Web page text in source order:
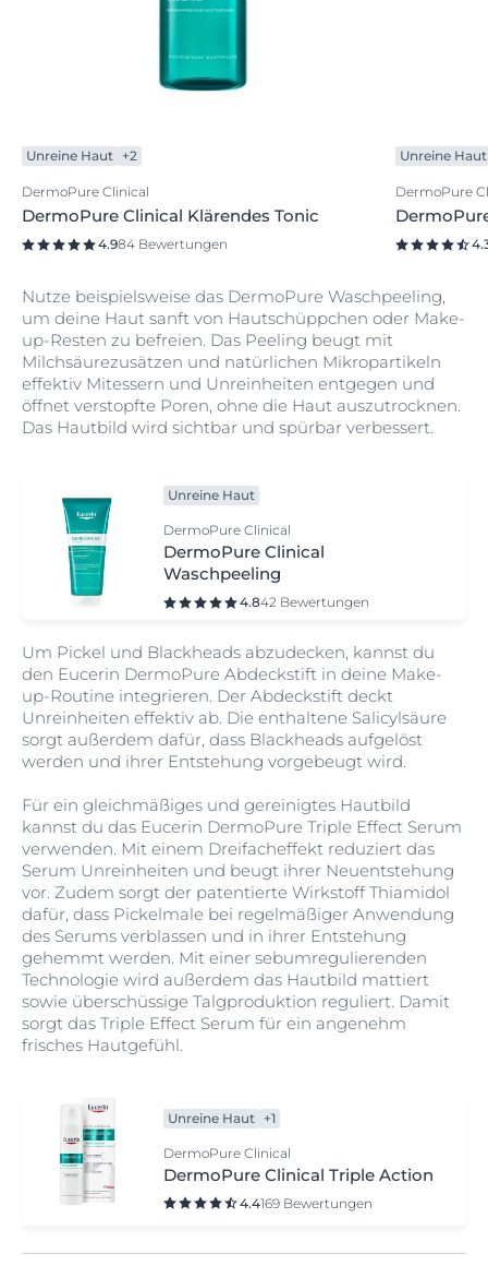
Unreine Haut +2
DermoPure Clinical
DermoPure Clinical Klärendes Tonic
4.984 Bewertungen
Unreine Haut
DermoPure
Nutze beispielsweise das DermoPure Waschpeeling,
um deine Haut sanft von Hautschüppchen oder Make-
up-Resten zu befreien. Das Peeling beugt mit
Milchsäurezusätzen und natürlichen Mikropartikeln
effektiv Mitessern und Unreinheiten entgegen und
öffnet verstopfte Poren, ohne die Haut auszutrocknen.
Das Hautbild wird sichtbar und spürbar verbessert.
Unreine Haut
DermoPure Clinical
DermoPure Clinical
Waschpeeling
4.842 Bewertungen
Um Pickel und Blackheads abzudecken, kannst du
den Eucerin DermoPure Abdeckstift in deine Make-
up-Routine integrieren. Der Abdeckstift deckt
Unreinheiten effektiv ab. Die enthaltene Salicylsäure
sorgt außerdem dafür, dass Blackheads aufgelöst
werden und ihrer Entstehung vorgebeugt wird.
Für ein gleichmäßiges und gereinigtes Hautbild
kannst du das Eucerin DermoPure Triple Effect Serum
verwenden. Mit einem Dreifacheffekt reduziert das
Serum Unreinheiten und beugt ihrer Neuentstehung
vor. Zudem sorgt der patentierte Wirkstoff Thiamidol
dafür, dass Pickelmale bei regelmäßiger Anwendung
des Serums verblassen und in ihrer Entstehung
gehemmt werden. Mit einer sebumregulierenden
Technologie wird außerdem das Hautbild mattiert
sowie überschüssige Talgproduktion reguliert. Damit
sorgt das Triple Effect Serum für ein angenehm
frisches Hautgefühl.
Unreine Haut +1
DermoPure Clinical
DermoPure Clinical Triple Action
4.4169 Bewertungen